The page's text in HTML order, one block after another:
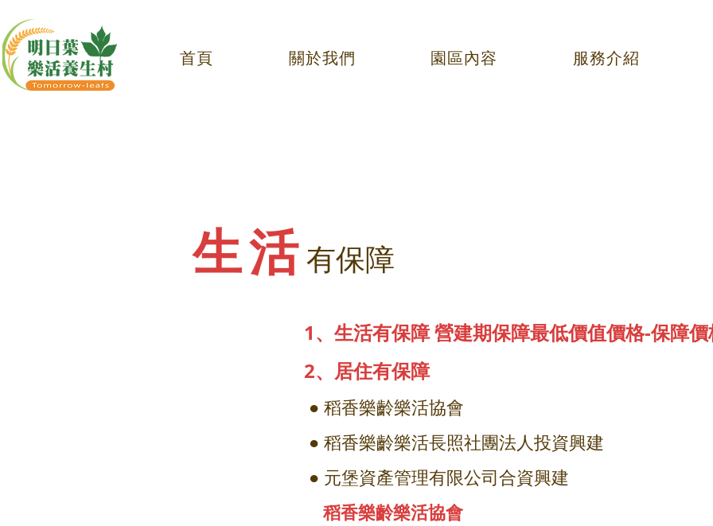
首頁 關於我們 園區內容 服務介紹
生活有保障
1、生活有保障 營建期保障最低價值價格-保障
2、居住有保障
● 稻香樂齡樂活協會
● 稻香樂齡樂活長照社團法人投資興建
● 元堡資產管理有限公司合資興建
稻香樂齡樂活協會